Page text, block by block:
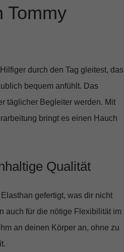
Tommy
durch den Tag gleitest, das
bequem anfühlt. Das
täglicher Begleiter werden. Mit
bringt es einen Hauch
Qualität
gefertigt, was dir nicht
auch für die nötige Flexibilität im
an deinen Körper an, ohne zu